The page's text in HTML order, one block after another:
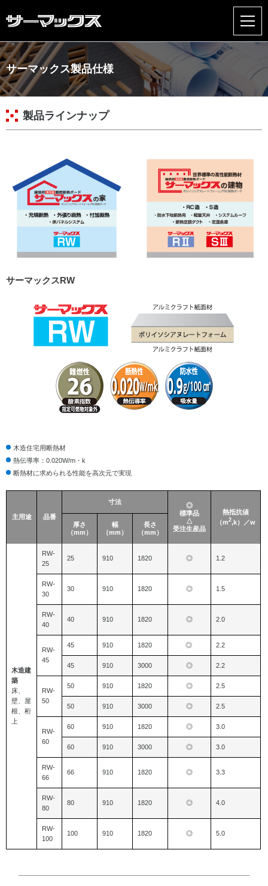
燃え広がらないから安心！
サーマックスが目指すもの
製品仕様
カタログダウンロード
サーマックス製品仕様
製品ラインナップ
サーマックスRW
木造住宅用断熱材
熱伝導率：0.020W/m・k
断熱材に求められる性能を高次元で実現
主用途 品番
寸法
◎
標準品
△
受注生産品
熱抵抗値
（m2,k）／w
厚さ
（mm）
幅
（mm）
長さ
（mm）
木造建
築
床、
壁、屋
根、桁
上
RW-
25
25 910 1820 ◎ 1.2
RW-
30
30 910 1820 ◎ 1.5
RW-
40
40 910 1820 ◎ 2.0
RW-
45
45 910 1820 ◎ 2.2
45 910 3000 ◎ 2.2
RW-
50
50 910 1820 ◎ 2.5
50 910 3000 ◎ 2.5
RW-
60
60 910 1820 ◎ 3.0
60 910 3000 ◎ 3.0
RW-
66
66 910 1820 ◎ 3.3
RW-
80
80 910 1820 ◎ 4.0
RW-
100
100 910 1820 ◎ 5.0